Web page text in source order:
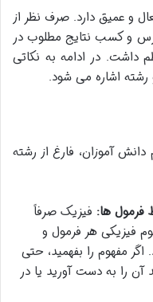
و عمیق دارد. صرف نظر از
و کسب نتایج مطلوب در
داشت. در ادامه به نکاتی
رشته اشاره می شود.
آموزان، فارغ از رشته
ها: فیزیک صرفاً
فیزیکی هر فرمول و
مفهوم را بفهمید، حتی
را به دست آورید یا در